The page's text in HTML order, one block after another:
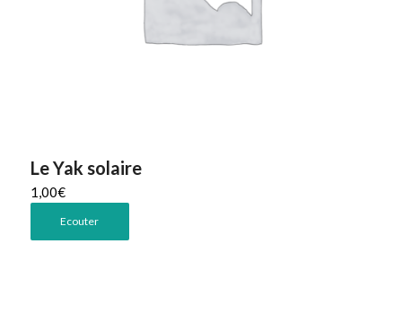
Le Yak solaire
1,00€
Ecouter